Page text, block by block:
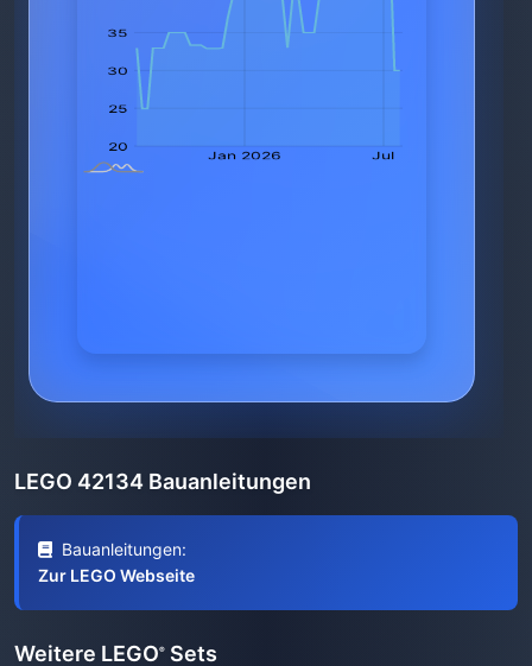
LEGO 42134 Bauanleitungen
Bauanleitungen:
Zur LEGO Webseite
Weitere LEGO® Sets